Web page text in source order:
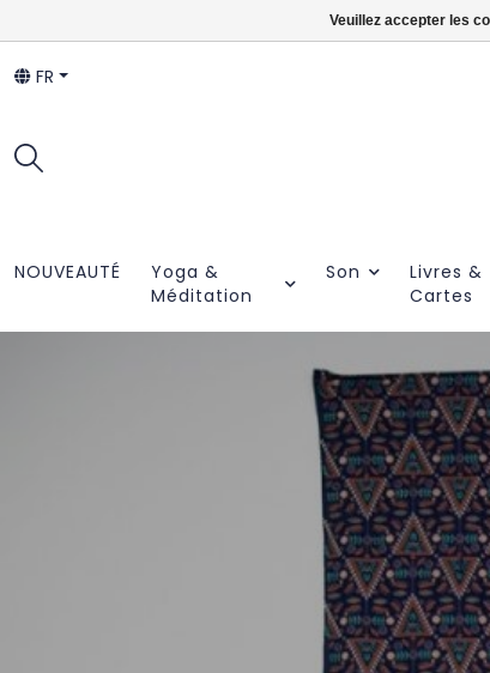
FR
NOUVEAUTÉ
Yoga &
Méditation
Son
Livres &
Cartes
Veuillez accepter les